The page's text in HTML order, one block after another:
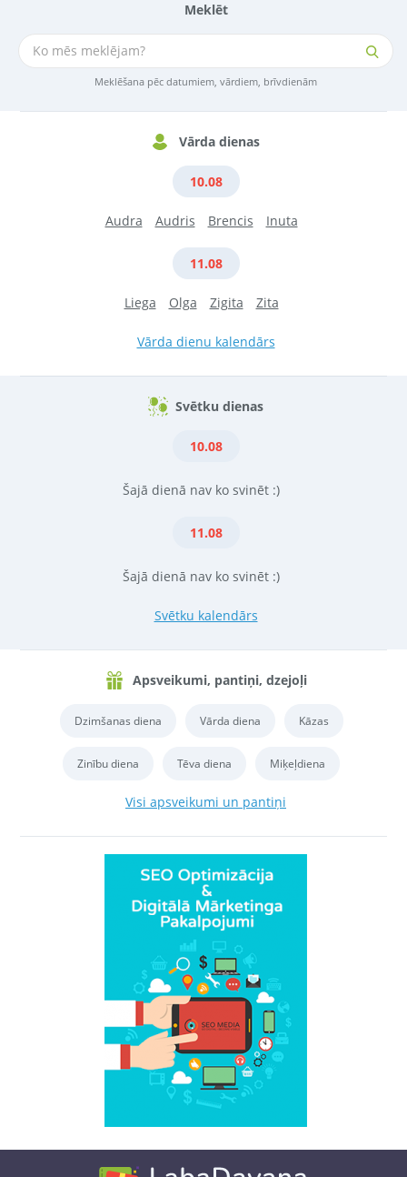
Meklēt
Meklēšana pēc datumiem, vārdiem, brīvdienām
Vārda dienas
10.08
Audra Audris Brencis Inuta
11.08
Liega Olga Zigita Zita
Vārda dienu kalendārs
Svētku dienas
10.08
Šajā dienā nav ko svinēt :)
11.08
Šajā dienā nav ko svinēt :)
Svētku kalendārs
Apsveikumi, pantiņi, dzejoļi
Dzimšanas diena Vārda diena Kāzas
Zinību diena Tēva diena Miķeļdiena
Visi apsveikumi un pantiņi